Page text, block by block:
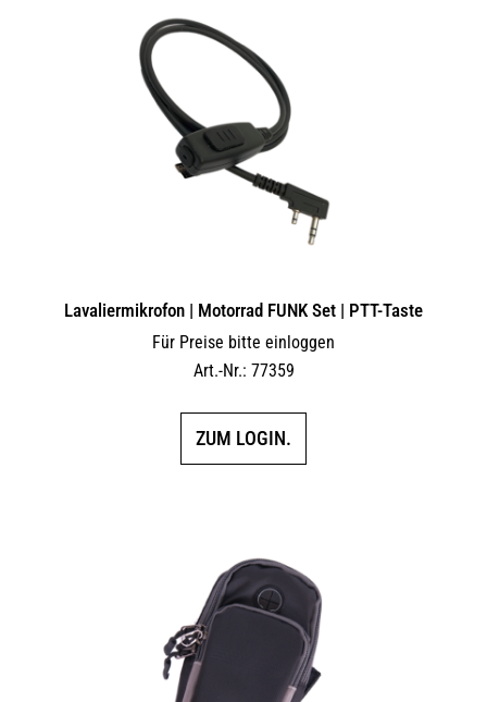
Lavaliermikrofon | Motorrad FUNK Set | PTT-Taste
Für Preise bitte einloggen
Art.-Nr.: 77359
ZUM LOGIN.